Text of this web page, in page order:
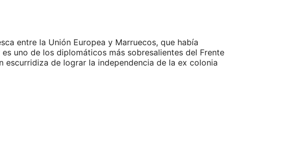
entre la Unión Europea y Marruecos, que había
uno de los diplomáticos más sobresalientes del Frente
de lograr la independencia de la ex colonia